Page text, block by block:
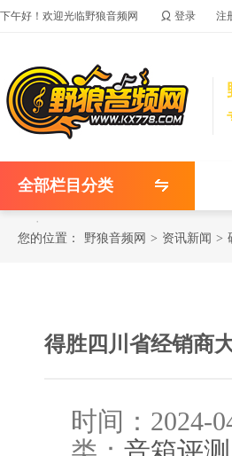
下午好！欢迎光临野狼音频网  登录 注
全部栏目分类
您的位置： 野狼音频网 > 资讯新闻 >
得胜四川省经销商
时间：2024-